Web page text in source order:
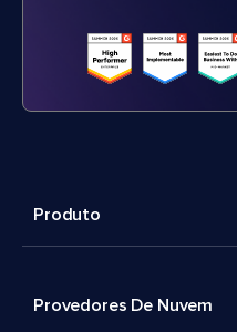
Produto
Provedores De Nuvem